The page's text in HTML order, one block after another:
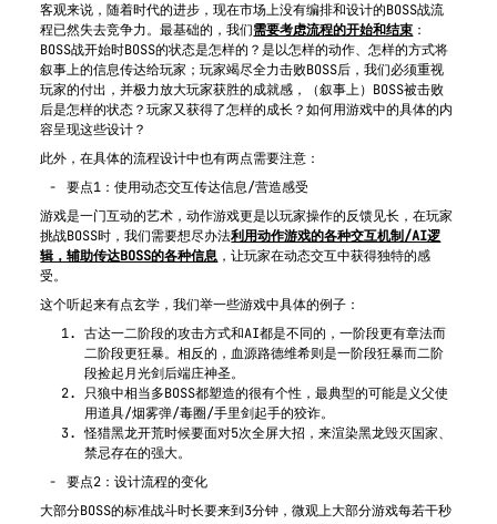
客观来说，随着时代的进步，现在市场上没有编排和设计的BOSS战流
程已然失去竞争力。最基础的，我们需要考虑流程的开始和结束 ：
BOSS战开始时BOSS的状态是怎样的？是以怎样的动作、怎样的方式将
叙事上的信息传达给玩家；玩家竭尽全力击败BOSS后，我们必须重视
玩家的付出，并极力放大玩家获胜的成就感，（叙事上）BOSS被击败
后是怎样的状态？玩家又获得了怎样的成长？如何用游戏中的具体的内
容呈现这些设计？
此外，在具体的流程设计中也有两点需要注意：
要点1：使用动态交互传达信息/营造感受
游戏是一门互动的艺术，动作游戏更是以玩家操作的反馈见长，在玩家
挑战BOSS时，我们需要想尽办法利用动作游戏的各种交互机制/AI逻
辑，辅助传达BOSS的各种信息 ，让玩家在动态交互中获得独特的感
受。
这个听起来有点玄学，我们举一些游戏中具体的例子：
古达一二阶段的攻击方式和AI都是不同的，一阶段更有章法而
二阶段更狂暴。相反的，血源路德维希则是一阶段狂暴而二阶
段捡起月光剑后端庄神圣。
只狼中相当多BOSS都塑造的很有个性，最典型的可能是义父使
用道具/烟雾弹/毒圈/手里剑起手的狡诈。
怪猎黑龙开荒时候要面对5次全屏大招，来渲染黑龙毁灭国家、
禁忌存在的强大。
要点2：设计流程的变化
大部分BOSS的标准战斗时长要来到3分钟，微观上大部分游戏每若干秒